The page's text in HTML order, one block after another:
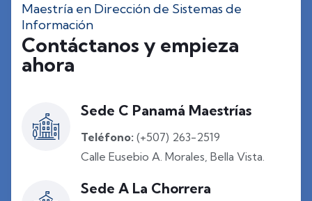
Maestría en Dirección de Sistemas de
Información
Contáctanos y empieza
ahora
Sede C Panamá Maestrías
Teléfono: (+507) 263-2519
Calle Eusebio A. Morales, Bella Vista.
Sede A La Chorrera